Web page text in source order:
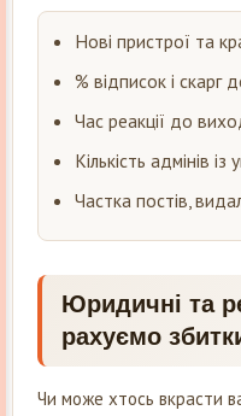
Нові пристрої та
% відписок і скарг
Час реакції до
Кількість адмінів
Частка постів,
Юридичні та
рахуємо
Чи може хтось вкрасти